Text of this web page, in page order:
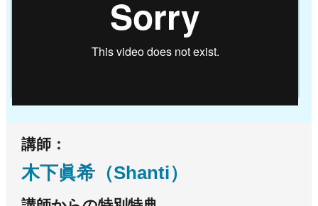
講師：
木下眞希（Shanti）